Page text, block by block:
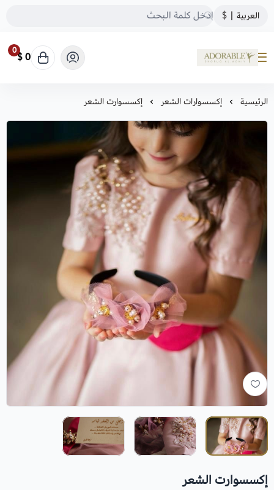
العربية |
$
ADORABLE
0 0 $
الرئيسية إكسسوارات الشعر إكسسوارت الشعر
إكسسوارت الشعر